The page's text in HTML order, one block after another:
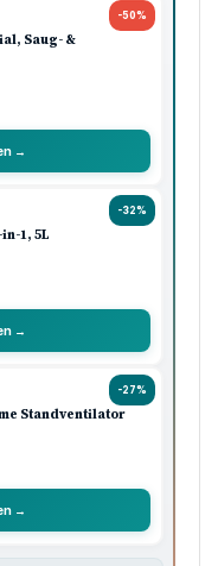
-50%
Saug- &
→
-32%
1, 5L
→
-27%
Standventilator
→